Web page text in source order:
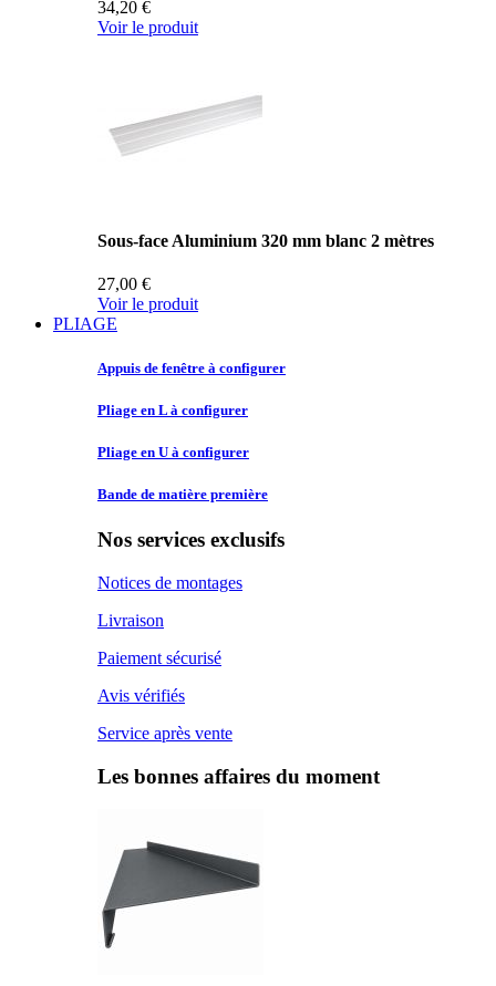
34,20 €
Voir le produit
Sous-face Aluminium 320 mm blanc 2 mètres
27,00 €
Voir le produit
PLIAGE
Appuis de fenêtre à configurer
Pliage en L à configurer
Pliage en U à configurer
Bande de matière première
Nos services exclusifs
Notices de montages
Livraison
Paiement sécurisé
Avis vérifiés
Service après vente
Les bonnes affaires du moment